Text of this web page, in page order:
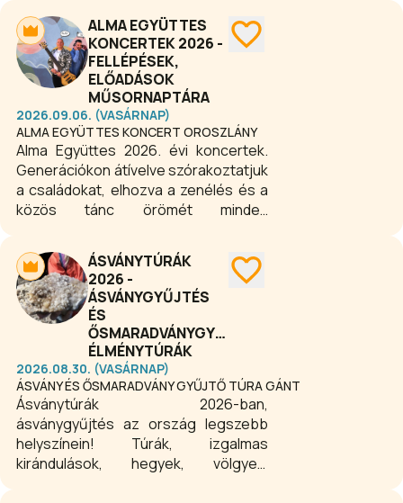
ALMA EGYÜTTES
KONCERTEK 2026 -
FELLÉPÉSEK,
ELŐADÁSOK
MŰSORNAPTÁRA
2026.09.06. (VASÁRNAP)
ALMA EGYÜTTES KONCERT OROSZLÁNY
Alma Együttes 2026. évi koncertek.
Generációkon átívelve szórakoztatjuk
a családokat, elhozva a zenélés és a
közös tánc örömét minden
ÁSVÁNYTÚRÁK
2026 -
ÁSVÁNYGYŰJTÉS
ÉS
ŐSMARADVÁNYGYŰJTÉS
ÉLMÉNYTÚRÁK
2026.08.30. (VASÁRNAP)
ÁSVÁNY ÉS ŐSMARADVÁNY GYŰJTŐ TÚRA GÁNT
Ásványtúrák 2026-ban,
ásványgyűjtés az ország legszebb
helyszínein! Túrák, izgalmas
kirándulások, hegyek, völgyek,